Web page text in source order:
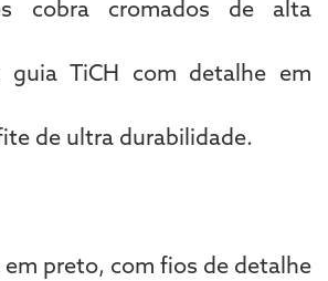
cobra cromados de alta
guia TiCH com detalhe em
de ultra durabilidade.
preto, com fios de detalhe